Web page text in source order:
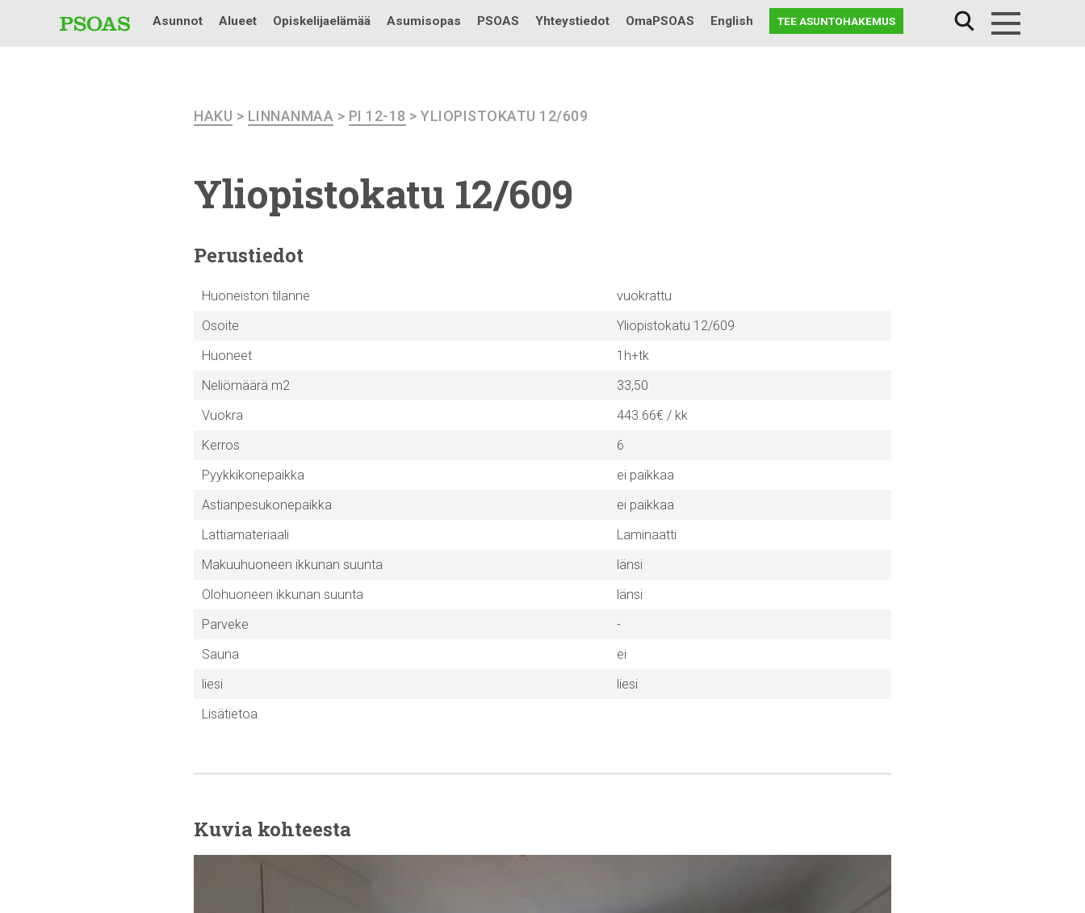
Testi
Asunnot Alueet Opiskelijaelämää Asumisopas PSOAS Yhteystiedot OmaPSOAS English TEE ASUNTOHAKEMUS
HAKU > LINNANMAA > PI 12-18 > YLIOPISTOKATU 12/609
Yliopistokatu 12/609
Perustiedot
Huoneiston tilanne
vuokrattu
Osoite
Yliopistokatu 12/609
Huoneet
1h+tk
Neliömäärä m2
33,50
Vuokra
443.66€ / kk
Kerros
6
Pyykkikonepaikka
ei paikkaa
Astianpesukonepaikka
ei paikkaa
Lattiamateriaali
Laminaatti
Makuuhuoneen ikkunan suunta
länsi
Olohuoneen ikkunan suunta
länsi
Parveke
-
Sauna
ei
liesi
liesi
Lisätietoa
Kuvia kohteesta